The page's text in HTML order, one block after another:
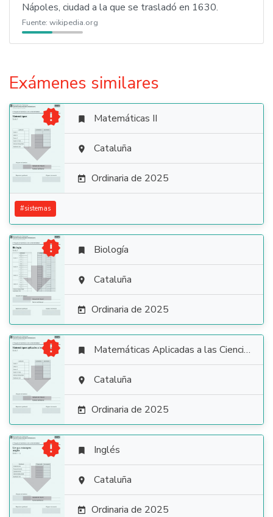
Nápoles, ciudad a la que se trasladó en 1630.
Fuente: wikipedia.org
Exámenes similares

  Matemáticas II
 Cataluña
 Ordinaria de 2025
#sistemas

  Biología
 Cataluña
 Ordinaria de 2025

  Matemáticas Aplicadas a las Ciencias Sociales
 Cataluña
 Ordinaria de 2025

  Inglés
 Cataluña
 Ordinaria de 2025